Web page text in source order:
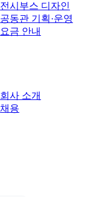
전시부스 디자인
공동관 기획·운영
요금 안내
회사 소개
채용